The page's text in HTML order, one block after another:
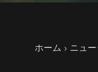
現在のページ
ホーム ニュ